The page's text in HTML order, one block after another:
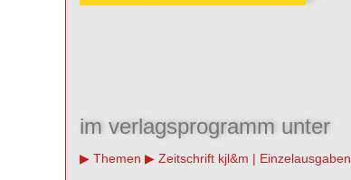
im verlagsprogramm unter
Themen Zeitschrift kjl&m | Einzelausgaben